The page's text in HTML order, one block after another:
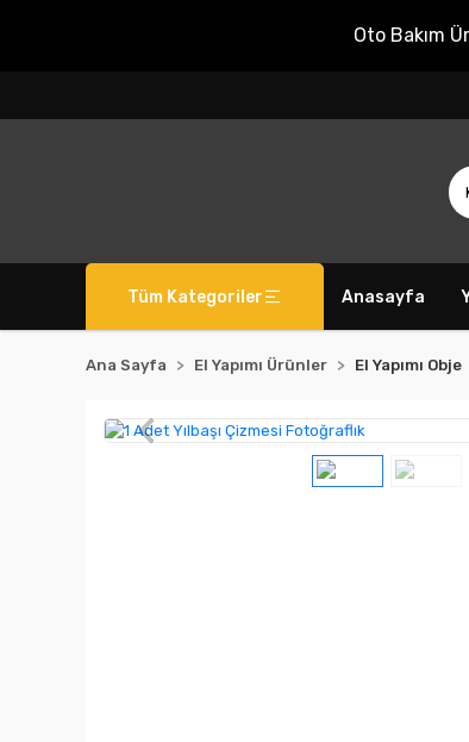
Oto Bakım
Tüm Kategoriler Anasayfa
Ana Sayfa El Yapımı Ürünler El Yapımı Obje